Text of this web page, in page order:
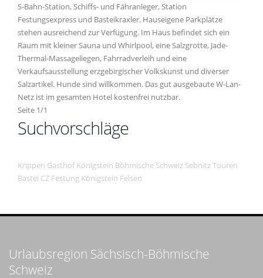
S-Bahn-Station, Schiffs- und Fähranleger, Station
Festungsexpress und Basteikraxler. Hauseigene Parkplätze
stehen ausreichend zur Verfügung. Im Haus befindet sich ein
Raum mit kleiner Sauna und Whirlpool, eine Salzgrotte, Jade-
Thermal-Massageliegen, Fahrradverleih und eine
Verkaufsausstellung erzgebirgischer Volkskunst und diverser
Salzartikel. Hunde sind willkommen. Das gut ausgebaute W-Lan-
Netz ist im gesamten Hotel kostenfrei nutzbar.
Seite 1/1
Suchvorschläge
Krippen Gasthof Königstein Böhmische Schweiz Sebnitz Touren
Bastei CZ Festung Königstein Felsen
Urlaubsregion Sächsisch-Böhmische
Schweiz